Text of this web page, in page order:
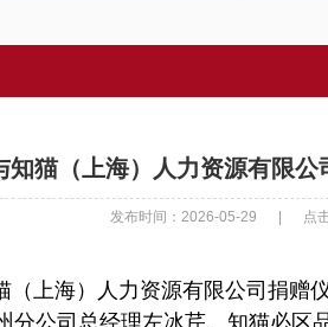
知猫（上海）人力资源有限
发布时间：2026-05-29 点
（上海）人力资源有限公司捐赠
分公司总经理左冰芹、知猫必区